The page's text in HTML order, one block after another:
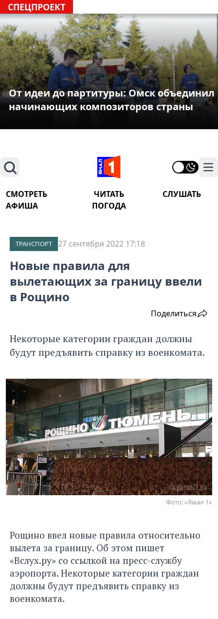
СПЕЦПРОЕКТ
От идеи до партитуры: Омск объединил
начинающих композиторов страны
Поиск
СМОТРЕТЬ ЧИТАТЬ
СЛУШАТЬ
АФИША
ПОГОДА
ТРАНСПОРТ 27 сентября 2022 17:18
Новые правила для
вылетающих за границу ввели
в Рощино
Поделиться
Некоторые категории граждан должны
будут предъявить справку из военкомата.
Фото: «Ямал 1»
Рощино ввел новые правила относительно
вылета за границу. Об этом пишет
«Вслух.ру» со ссылкой на пресс-службу
аэропорта. Некоторые категории граждан
должны будут предъявить справку из
военкомата.